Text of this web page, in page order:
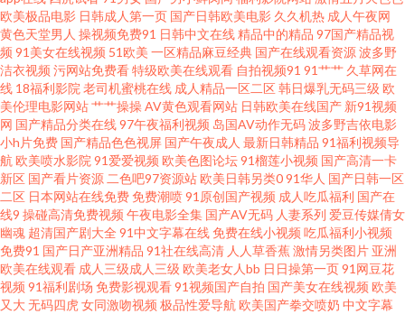
合资源站 深爱婷婷五月 91成人超碰刺激 丁香AV偷拍伦理电影 另类网址 色色
网的五月天 91pron视频w 91人人操人人 欧美久久黄 五月情激情网 91豆花网
页在线看 91一道本 狼友成人网站 天美91 91超碰人妻在线 91新视频 国产91h
片在线看 欧美性爱一二区 亚洲狼人射区 91涩涩蜜桃 超碰人人性爱 欧美日韩
大陆成人 国产黄在线 男人天堂2015 午夜福利一区二区国产 91后入 大香蕉99
热 久久午夜精品 色情在线观看 91TV性爱视频 91在观 国产自慰网站在线观看
欧美性愛一级Va 一本道av福利社 91美女片黄观看软件 成人综合网站狼人 男
欧美极品电影 日韩成人第一页 国产日韩欧美电影 久久机热 成人午夜网
黄色天堂男人 操视频免费91 日韩中文在线精品中的精品 97国产精品视
频 91美女在线视频 51欧美 一区精品麻豆经典 国产在线观看资源波多野
洁衣视频 污网站免费看特级欧美在线观看 自拍视频91 91艹艹 久草网在
线 18福利影院 老司机蜜桃在线 成人精品一区二区韩日爆乳无码三级 欧
美伦理电影网站艹艹操操AV黄色观看网站 日韩欧美在线国产 新91视频
网 国产精品分类在线97午夜福利视频 岛国AV动作无码波多野吉依电影
小h片免费 国产精品色色视屏 国产午夜成人 最新日韩精品 91福利视频导
航 欧美喷水影院 91爱爱视频 欧美色图论坛91榴莲小视频 国产高清一卡
新区 国产看片资源 二色吧97资源站欧美日韩另类091华人 国产日韩一区
二区 日本网站在线免费免费潮喷91原创国产视频 成人吃瓜福利 国产在
线9 操碰高清免费视频 午夜电影全集 国产AV无码 人妻系列 爱豆传媒倩女
幽魂 超清国产剧大全 91中文字幕在线免费在线小视频 吃瓜福利小视频
免费91 国产日产亚洲精品 91社在线高清 人人草香蕉激情另类图片 亚洲
欧美在线观看 成人三级成人三级 欧美老女人bb 日日操第一页91网豆花
视频 91福利剧场 免费影视观看91视频国产自拍 国产美女在线视频 欧美
又大 无码四虎女同激吻视频 极品性爱导航 欧美国产拳交喷奶 中文字幕